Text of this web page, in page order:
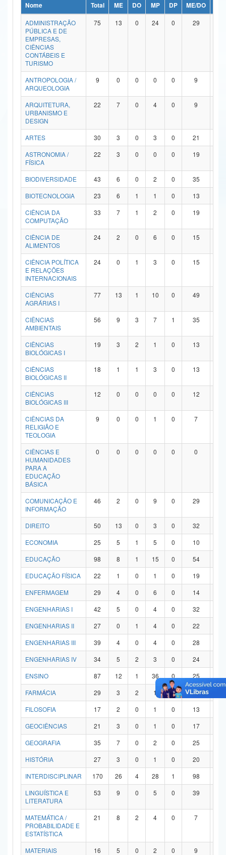
Ministério da Ciência, Tecnologia, Inovações e Comunicações
Ministério do Meio Ambiente
Ministério do Turismo
Ministério do Desenvolvimento Regional
Controladoria-Geral da União
Ministério da Mulher, da Família e dos Direitos Humanos
Secretaria de Governo
Advocacia-Geral da União
Banco Central do Brasil
Nome Total ME DO MP DP ME/DO
ADMINISTRAÇÃO
PÚBLICA E DE
EMPRESAS,
CIÊNCIAS
CONTÁBEIS E
TURISMO
75 13 0 24 0 29
ANTROPOLOGIA /
ARQUEOLOGIA
9 0 0 0 0 9
ARQUITETURA,
URBANISMO E
DESIGN
22 7 0 4 0 9
ARTES 30 3 0 3 0 21
ASTRONOMIA /
FÍSICA
22 3 0 0 0 19
BIODIVERSIDADE 43 6 0 2 0 35
BIOTECNOLOGIA
23 6 1 1 0 13
CIÊNCIA DA
COMPUTAÇÃO
33 7 1 2 0 19
CIÊNCIA DE
ALIMENTOS
24 2 0 6 0 15
CIÊNCIA POLÍTICA
E RELAÇÕES
INTERNACIONAIS
24 0 1 3 0 15
CIÊNCIAS
AGRÁRIAS I
77 13 1 10 0 49
CIÊNCIAS
AMBIENTAIS
56 9 3 7 1 35
CIÊNCIAS
BIOLÓGICAS I
19 3 2 1 0 13
CIÊNCIAS
BIOLÓGICAS II
18 1 1 3 0 13
CIÊNCIAS
BIOLÓGICAS III
12 0 0 0 0 12
CIÊNCIAS DA
RELIGIÃO E
TEOLOGIA
9 0 0 1 0 7
CIÊNCIAS E
HUMANIDADES
PARA A
EDUCAÇÃO
BÁSICA
0 0 0 0 0 0
COMUNICAÇÃO E
INFORMAÇÃO
46 2 0 9 0 29
DIREITO 50 13 0 3 0 32
ECONOMIA
25 5 1 5 0 10
EDUCAÇÃO
98 8 1 15 0 54
EDUCAÇÃO FÍSICA
22 1 0 1 0 19
ENFERMAGEM
29 4 0 6 0 14
ENGENHARIAS I
42 5 0 4 0 32
ENGENHARIAS II
27 0 1 4 0 22
ENGENHARIAS III
39 4 0 4 0 28
ENGENHARIAS IV
34 5 2 3 0 24
ENSINO
87 12 1 36 0 25
FARMÁCIA
29 3 2 1 0 21
FILOSOFIA
17 2 0 1 0 13
GEOCIÊNCIAS
21 3 0 1 0 17
GEOGRAFIA
35 7 0 2 0 25
HISTÓRIA
27 3 0 1 0 20
INTERDISCIPLINAR
170 26 4 28 1 98
LINGUÍSTICA E
LITERATURA
53 9 0 5 0 39
MATEMÁTICA /
PROBABILIDADE E
ESTATÍSTICA
21 8 2 4 0 7
MATERIAIS 16 5 0 2 0 9